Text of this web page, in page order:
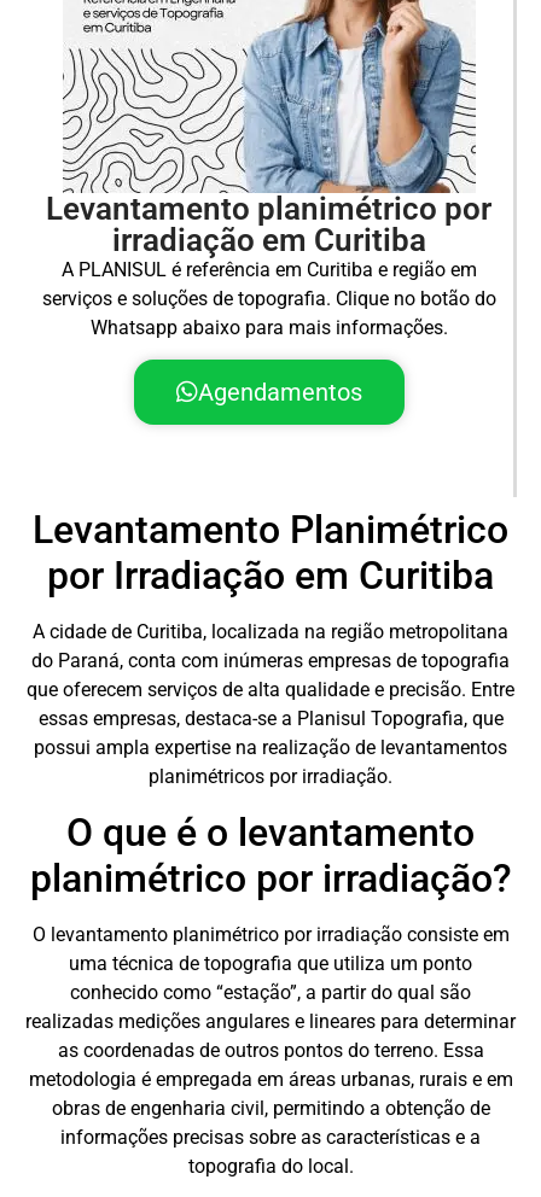
Levantamento planimétrico por
irradiação em Curitiba
A PLANISUL é referência em Curitiba e região em
serviços e soluções de topografia. Clique no botão do
Whatsapp abaixo para mais informações.
Agendamentos
Levantamento Planimétrico
por Irradiação em Curitiba
A cidade de Curitiba, localizada na região metropolitana
do Paraná, conta com inúmeras empresas de topografia
que oferecem serviços de alta qualidade e precisão. Entre
essas empresas, destaca-se a Planisul Topografia, que
possui ampla expertise na realização de levantamentos
planimétricos por irradiação.
O que é o levantamento
planimétrico por irradiação?
O levantamento planimétrico por irradiação consiste em
uma técnica de topografia que utiliza um ponto
conhecido como “estação”, a partir do qual são
realizadas medições angulares e lineares para determinar
as coordenadas de outros pontos do terreno. Essa
metodologia é empregada em áreas urbanas, rurais e em
obras de engenharia civil, permitindo a obtenção de
informações precisas sobre as características e a
topografia do local.